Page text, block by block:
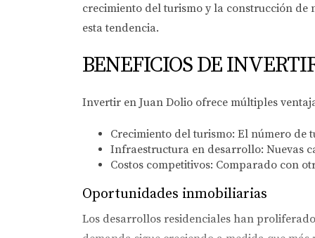
crecimiento del turismo y la construcción de
esta tendencia.
BENEFICIOS DE
Invertir en Juan Dolio ofrece múltiples
Crecimiento del turismo: El número de
Infraestructura en desarrollo: Nuevas
Costos competitivos: Comparado con
Oportunidades inmobiliarias
Los desarrollos residenciales han